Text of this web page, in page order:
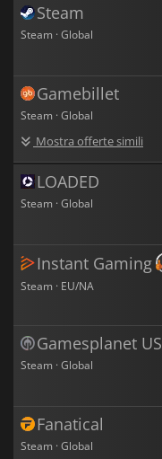
Steam
Steam · Global
Gamebillet
Steam · Global
Mostra offerte simili
LOADED
Steam · Global
Instant Gaming
Steam · EU/NA
Gamesplanet US
Steam · Global
Fanatical
Steam · Global